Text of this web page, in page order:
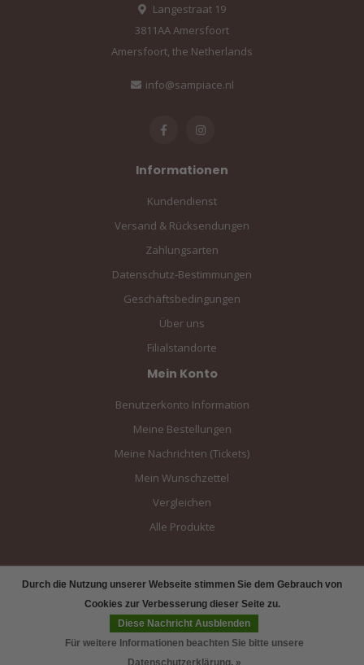
Durch die Nutzung unserer Webseite stimmen Sie dem Gebrauch von
Cookies zur Verbesserung dieser Seite zu.
Diese Nachricht Ausblenden
Für weitere Informationen beachten Sie bitte unsere
Datenschutzerklärung. »
Langestraat 19
3811AA Amersfoort
Amersfoort, the Netherlands
info@sampiace.nl
Informationen
Kundendienst
Versand & Rücksendungen
Zahlungsarten
Datenschutz-Bestimmungen
Geschäftsbedingungen
Über uns
Filialstandorte
Mein Konto
Benutzerkonto Information
Meine Bestellungen
Meine Nachrichten (Tickets)
Mein Wunschzettel
Vergleichen
Alle Produkte